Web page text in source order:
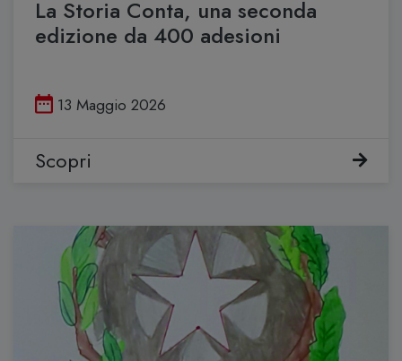
La Storia Conta, una seconda
edizione da 400 adesioni
Pubblicato il
13 Maggio 2026
Scopri